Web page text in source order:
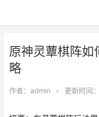
原神灵蕈棋阵如
略
作者： admin • 更新时间